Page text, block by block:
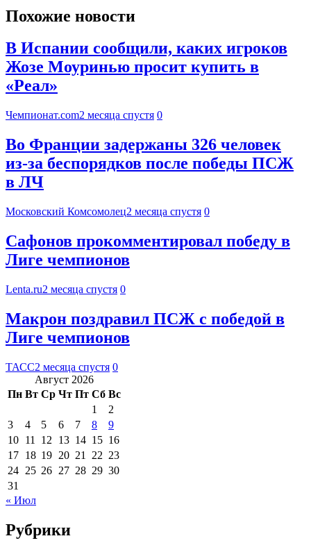
Похожие новости
В Испании сообщили, каких игроков
Жозе Моуринью просит купить в
«Реал»
Чемпионат.com2 месяца спустя 0
Во Франции задержаны 326 человек
из-за беспорядков после победы ПСЖ
в ЛЧ
Московский Комсомолец2 месяца спустя 0
Сафонов прокомментировал победу в
Лиге чемпионов
Lenta.ru2 месяца спустя 0
Макрон поздравил ПСЖ с победой в
Лиге чемпионов
ТАСС2 месяца спустя 0
Август 2026
Пн Вт Ср Чт Пт Сб Вс
1
2
3
4 5 6 7 8
9
10 11 12 13 14 15 16
17 18 19 20 21 22 23
24 25 26 27 28 29 30
31
« Июл
Рубрики